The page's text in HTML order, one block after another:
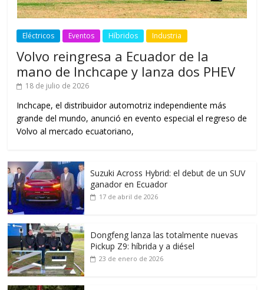
Eléctricos Eventos Híbridos Industria
Volvo reingresa a Ecuador de la
mano de Inchcape y lanza dos PHEV
18 de julio de 2026
Inchcape, el distribuidor automotriz independiente más
grande del mundo, anunció en evento especial el regreso de
Volvo al mercado ecuatoriano,
Suzuki Across Hybrid: el debut de un SUV
ganador en Ecuador
17 de abril de 2026
Dongfeng lanza las totalmente nuevas
Pickup Z9: híbrida y a diésel
23 de enero de 2026